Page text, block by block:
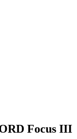
Focus III